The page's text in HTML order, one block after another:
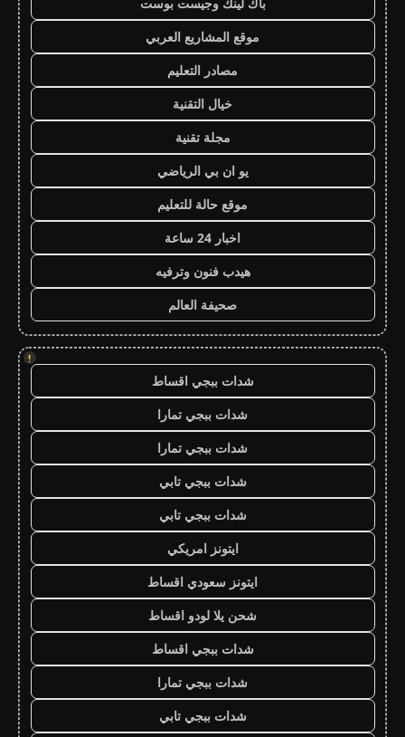
موقع المشاريع العربي
مصادر التعليم
خيال التقنية
مجلة تقنية
يو ان بي الرياضي
موقع حالة للتعليم
اخبار 24 ساعة
هيدب فنون وترفيه
صحيفة العالم
!
شدات ببجي اقساط
شدات ببجي تمارا
شدات ببجي تمارا
شدات ببجي تابي
شدات ببجي تابي
ايتونز امريكي
ايتونز سعودي اقساط
شحن يلا لودو اقساط
شدات ببجي اقساط
شدات ببجي تمارا
شدات ببجي تابي